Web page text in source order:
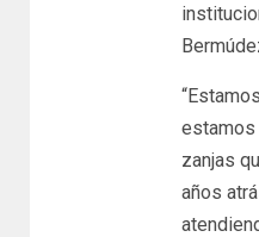
estamos
zanjas
años